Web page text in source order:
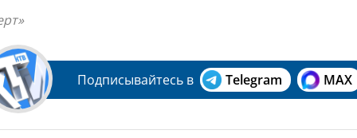
Подписывайтесь в Telegram MAX